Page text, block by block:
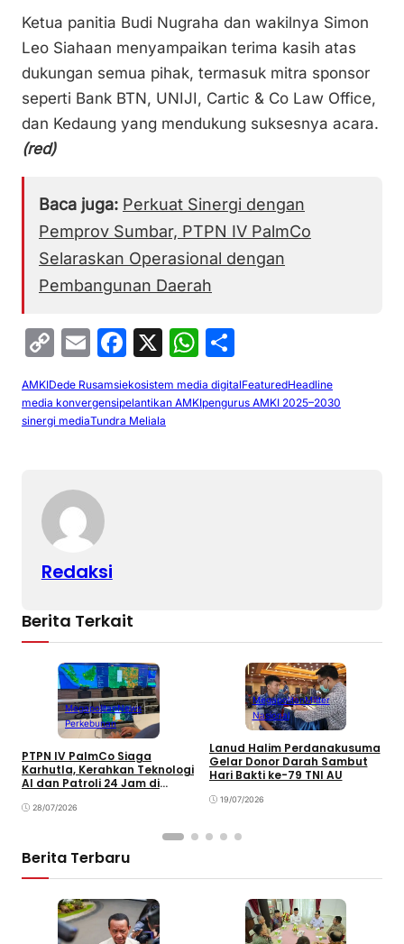
Ketua panitia Budi Nugraha dan wakilnya Simon
Leo Siahaan menyampaikan terima kasih atas
dukungan semua pihak, termasuk mitra sponsor
seperti Bank BTN, UNIJI, Cartic & Co Law Office,
dan Kedaung yang mendukung suksesnya acara.
(red)
Baca juga: Perkuat Sinergi dengan
Pemprov Sumbar, PTPN IV PalmCo
Selaraskan Operasional dengan
Pembangunan Daerah
C
o
p
y
n
k
E
ai
l
F
a
c
e
X
W
h
at
h
ar
AMKIDede Rusamsiekosistem media digitalFeaturedHeadline
media konvergensipelantikan AMKIpengurus AMKI 2025–2030
sinergi mediaTundra Meliala
Redaksi
Berita Terkait
MegapolitanNews
Perkebunan
PTPN IV PalmCo Siaga
Karhutla, Kerahkan Teknologi
AI dan Patroli 24 Jam di
28/07/2026
MegapolitanMiliter
Nasional
Lanud Halim Perdanakusuma
Gelar Donor Darah Sambut
Hari Bakti ke-79 TNI AU
19/07/2026
Berita Terbaru